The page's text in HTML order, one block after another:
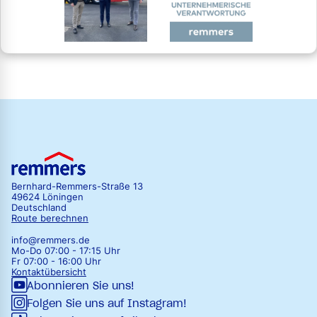
Bernhard-Remmers-Straße 13
49624 Löningen
Deutschland
Route berechnen
info@remmers.de
Mo-Do 07:00 - 17:15 Uhr
Fr 07:00 - 16:00 Uhr
Kontaktübersicht
Abonnieren Sie uns!
Folgen Sie uns auf Instagram!